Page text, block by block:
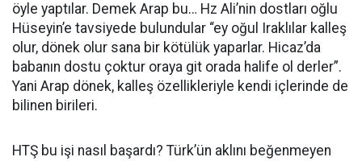
öyle yaptılar. Demek Arap bu… Hz Ali’nin dostları oğlu
Hüseyin’e tavsiyede bulundular “ey oğul Iraklılar kalleş
olur, dönek olur sana bir kötülük yaparlar. Hicaz’da
babanın dostu çoktur oraya git orada halife ol derler”.
Yani Arap dönek, kalleş özellikleriyle kendi içlerinde de
bilinen birileri.
HTŞ bu işi nasıl başardı? Türk’ün aklını beğenmeyen